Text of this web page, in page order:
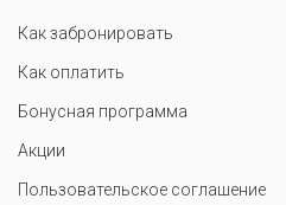
Как забронировать
Как оплатить
Бонусная программа
Акции
Пользовательское соглашение